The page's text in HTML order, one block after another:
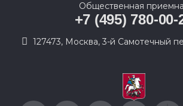
Общественная
+7 (495) 780-00-
127473, Москва, 3-й Самотечный